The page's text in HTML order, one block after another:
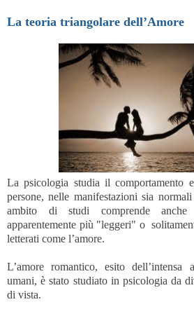
La teoria triangolare dell’Amore
La psicologia studia il comportamento
persone, nelle manifestazioni sia
ambito di studi comprende
apparentemente più "leggeri" o
letterati come l’amore.
L’amore romantico, esito dell’intensa
umani, è stato studiato in psicologia da
di vista.